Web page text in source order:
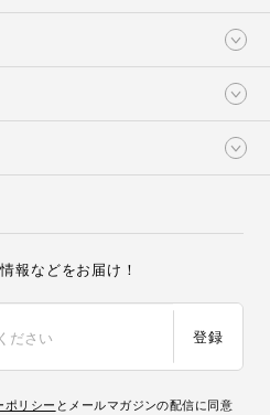
報などをお届け！
登録
ポリシー とメールマガジンの配信に同意